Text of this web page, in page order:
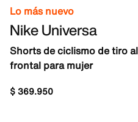
Lo más nuevo
Nike Universa
Shorts de ciclismo de tiro
frontal para mujer
$369.950